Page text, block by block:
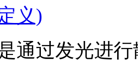
义)
通过发光进